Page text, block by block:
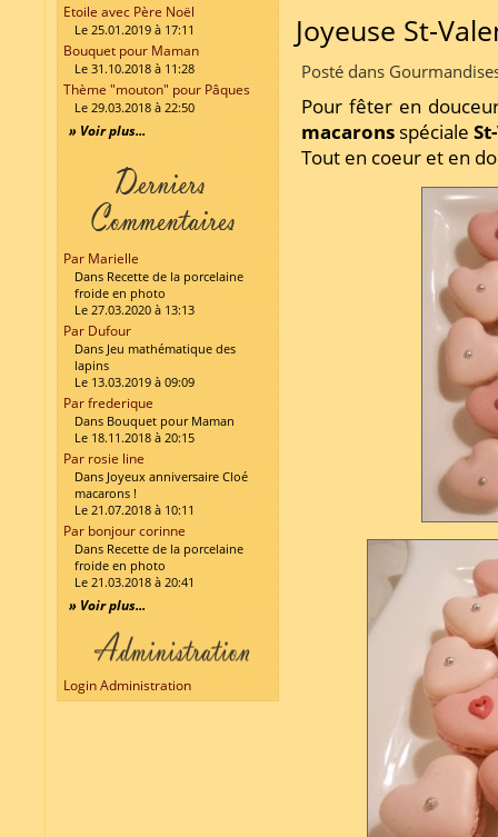
Etoile avec Père Noël
Le 25.01.2019 à 17:11
Bouquet pour Maman
Le 31.10.2018 à 11:28
Thème "mouton" pour Pâques
Le 29.03.2018 à 22:50
» Voir plus...
Par Marielle
Dans Recette de la porcelaine
froide en photo
Le 27.03.2020 à 13:13
Par Dufour
Dans Jeu mathématique des
lapins
Le 13.03.2019 à 09:09
Par frederique
Dans Bouquet pour Maman
Le 18.11.2018 à 20:15
Par rosie line
Dans Joyeux anniversaire Cloé
macarons !
Le 21.07.2018 à 10:11
Par bonjour corinne
Dans Recette de la porcelaine
froide en photo
Le 21.03.2018 à 20:41
» Voir plus...
Login Administration
Joyeuse St-
Posté dans
Pour fêter en
macarons spéciale
Tout en coeur et en